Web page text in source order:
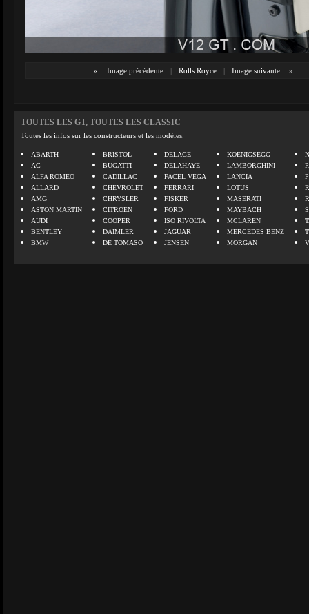
« Image précédente | Rolls Royce | Image suivante »
TOUTES LES GT, TOUTES LES CLASSIC
Toutes les infos sur les constructeurs et les modèles.
ABARTH
AC
ALFA ROMEO
ALLARD
AMG
ASTON MARTIN
AUDI
BENTLEY
BMW
BRISTOL
BUGATTI
CADILLAC
CHEVROLET
CHRYSLER
CITROEN
COOPER
DAIMLER
DE TOMASO
DELAGE
DELAHAYE
FACEL VEGA
FERRARI
FISKER
FORD
ISO RIVOLTA
JAGUAR
JENSEN
KOENIGSEGG
LAMBORGHINI
LANCIA
LOTUS
MASERATI
MAYBACH
MCLAREN
MERCEDES BENZ
MORGAN